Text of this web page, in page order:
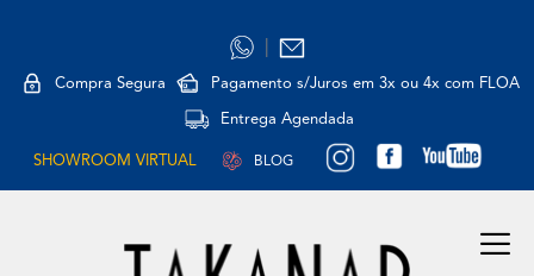
Compra Segura Pagamento s/Juros em 3x ou 4x com FLOA
Entrega Agendada
SHOWROOM VIRTUAL BLOG